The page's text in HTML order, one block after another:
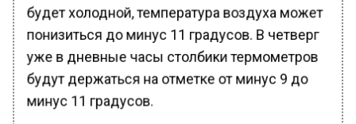
будет холодной, температура воздуха может
понизиться до минус 11 градусов. В четверг
уже в дневные часы столбики термометров
будут держаться на отметке от минус 9 до
минус 11 градусов.